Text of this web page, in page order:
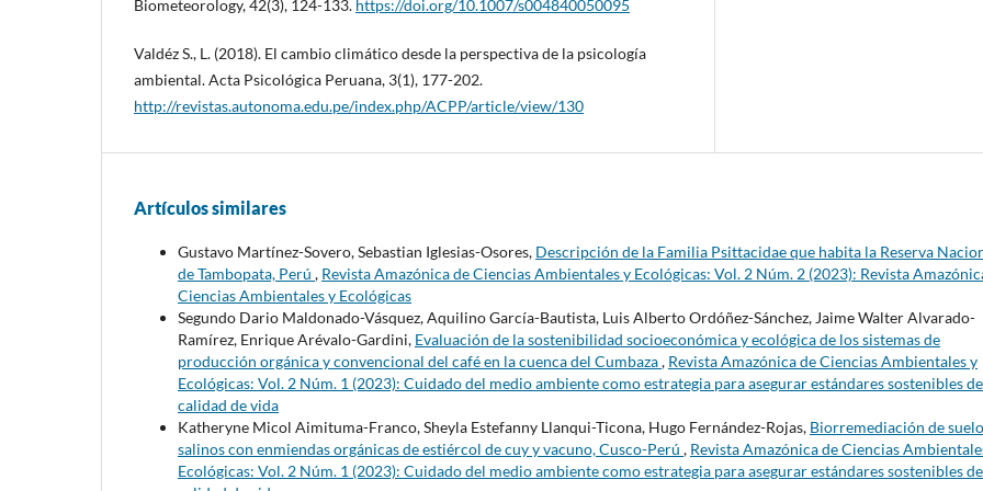
Biometeorology, 42(3), 124-133. https://doi.org/10.1007/s004840050095
Valdéz S., L. (2018). El cambio climático desde la perspectiva de la psicología
ambiental. Acta Psicológica Peruana, 3(1), 177-202.
http://revistas.autonoma.edu.pe/index.php/ACPP/article/view/130
Artículos similares
Gustavo Martínez-Sovero, Sebastian Iglesias-Osores, Descripción de la Familia Psittacidae que habita la Reserva
de Tambopata, Perú , Revista Amazónica de Ciencias Ambientales y Ecológicas: Vol. 2 Núm. 2 (2023): Revista
Ciencias Ambientales y Ecológicas
Segundo Dario Maldonado-Vásquez, Aquilino García-Bautista, Luis Alberto Ordóñez-Sánchez, Jaime Walter Alvarado-
Ramírez, Enrique Arévalo-Gardini, Evaluación de la sostenibilidad socioeconómica y ecológica de los sistemas de
producción orgánica y convencional del café en la cuenca del Cumbaza, Revista Amazónica de Ciencias Ambientales y
Ecológicas: Vol. 2 Núm. 1 (2023): Cuidado del medio ambiente como estrategia para asegurar estándares sostenibles de
calidad de vida
Katheryne Micol Aimituma-Franco, Sheyla Estefanny Llanqui-Ticona, Hugo Fernández-Rojas, Biorremediación de
salinos con enmiendas orgánicas de estiércol de cuy y vacuno, Cusco-Perú , Revista Amazónica de Ciencias
Ecológicas: Vol. 2 Núm. 1 (2023): Cuidado del medio ambiente como estrategia para asegurar estándares sostenibles de